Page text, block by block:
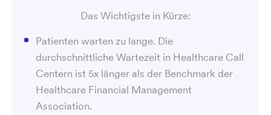
Das Wichtigste in Kürze:
Patienten warten zu lange. Die
durchschnittliche Wartezeit in Healthcare Call
Centern ist 5x länger als der Benchmark der
Healthcare Financial Management
Association.